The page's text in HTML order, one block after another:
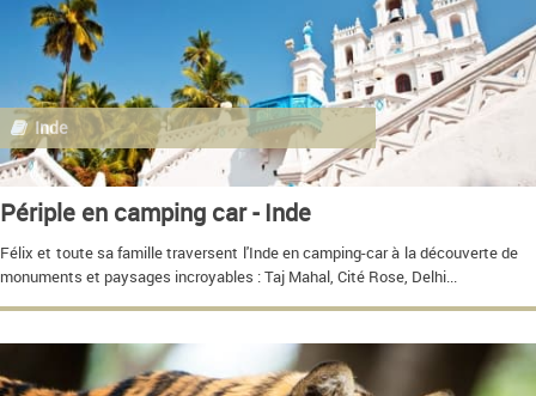
Inde
Périple en camping car - Inde
Félix et toute sa famille traversent l'Inde en camping-car à la découverte de
monuments et paysages incroyables : Taj Mahal, Cité Rose, Delhi...